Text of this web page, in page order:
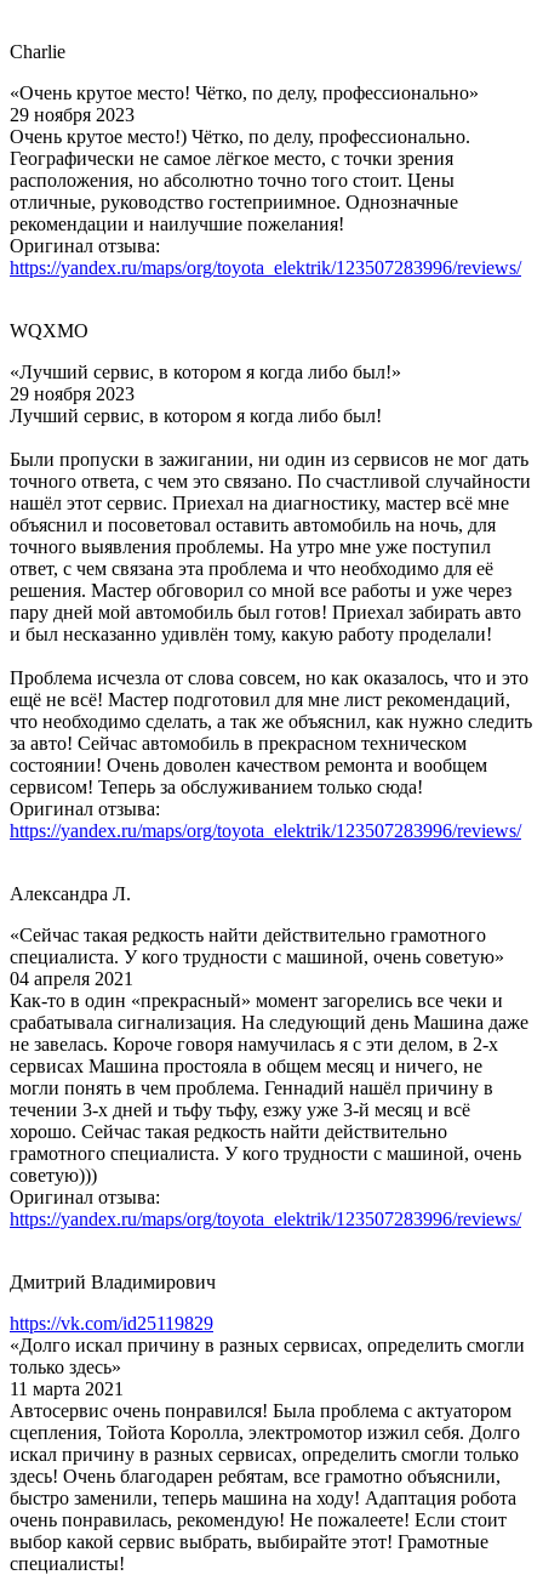
Charlie
«Очень крутое место! Чётко, по делу, профессионально»
29 ноября 2023
Очень крутое место!) Чётко, по делу, профессионально.
Географически не самое лёгкое место, с точки зрения
расположения, но абсолютно точно того стоит. Цены
отличные, руководство гостеприимное. Однозначные
рекомендации и наилучшие пожелания!
Оригинал отзыва:
https://yandex.ru/maps/org/toyota_elektrik/123507283996/reviews/
WQXMO
«Лучший сервис, в котором я когда либо был!»
29 ноября 2023
Лучший сервис, в котором я когда либо был!
Были пропуски в зажигании, ни один из сервисов не мог дать
точного ответа, с чем это связано. По счастливой случайности
нашёл этот сервис. Приехал на диагностику, мастер всё мне
объяснил и посоветовал оставить автомобиль на ночь, для
точного выявления проблемы. На утро мне уже поступил
ответ, с чем связана эта проблема и что необходимо для её
решения. Мастер обговорил со мной все работы и уже через
пару дней мой автомобиль был готов! Приехал забирать авто
и был несказанно удивлён тому, какую работу проделали!
Проблема исчезла от слова совсем, но как оказалось, что и это
ещё не всё! Мастер подготовил для мне лист рекомендаций,
что необходимо сделать, а так же объяснил, как нужно следить
за авто! Сейчас автомобиль в прекрасном техническом
состоянии! Очень доволен качеством ремонта и вообщем
сервисом! Теперь за обслуживанием только сюда!
Оригинал отзыва:
https://yandex.ru/maps/org/toyota_elektrik/123507283996/reviews/
Александра Л.
«Сейчас такая редкость найти действительно грамотного
специалиста. У кого трудности с машиной, очень советую»
04 апреля 2021
Как-то в один «прекрасный» момент загорелись все чеки и
срабатывала сигнализация. На следующий день Машина даже
не завелась. Короче говоря намучилась я с эти делом, в 2-х
сервисах Машина простояла в общем месяц и ничего, не
могли понять в чем проблема. Геннадий нашёл причину в
течении 3-х дней и тьфу тьфу, езжу уже 3-й месяц и всё
хорошо. Сейчас такая редкость найти действительно
грамотного специалиста. У кого трудности с машиной, очень
советую)))
Оригинал отзыва:
https://yandex.ru/maps/org/toyota_elektrik/123507283996/reviews/
Дмитрий Владимирович
https://vk.com/id25119829
«Долго искал причину в разных сервисах, определить смогли
только здесь»
11 марта 2021
Автосервис очень понравился! Была проблема с актуатором
сцепления, Тойота Королла, электромотор изжил себя. Долго
искал причину в разных сервисах, определить смогли только
здесь! Очень благодарен ребятам, все грамотно объяснили,
быстро заменили, теперь машина на ходу! Адаптация робота
очень понравилась, рекомендую! Не пожалеете! Если стоит
выбор какой сервис выбрать, выбирайте этот! Грамотные
специалисты!